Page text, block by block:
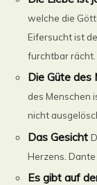
welche die
Eifersucht ist
furchtbar rächt.
Die Güte des
des Menschen
nicht
Das Gesicht
Herzens. Dante
Es gibt auf